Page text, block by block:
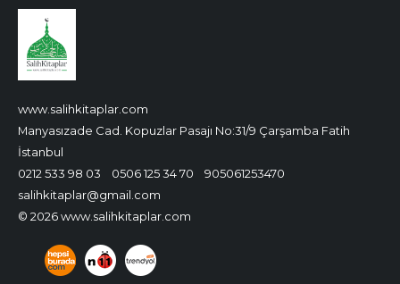
www.salihkitaplar.com
Manyasızade Cad. Kopuzlar Pasajı No:31/9 Çarşamba Fatih
İstanbul
0212 533 98 03
0506 125 34 70
905061253470
salihkitaplar@gmail.com
© 2026 www.salihkitaplar.com